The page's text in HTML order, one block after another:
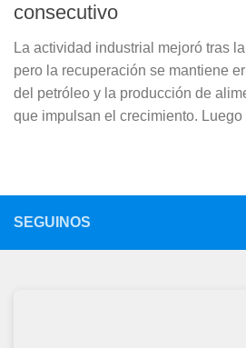
consecutivo
La actividad industrial mejoró tras
pero la recuperación se mantiene
del petróleo y la producción de
que impulsan el crecimiento. Luego
SEGUINOS